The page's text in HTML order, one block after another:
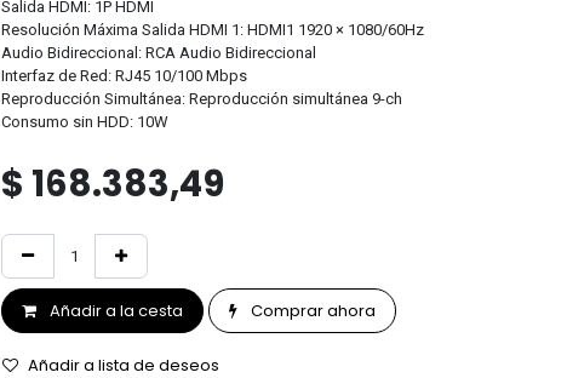
Salida HDMI: 1P HDMI
Resolución Máxima Salida HDMI 1: HDMI1 1920 × 1080/60Hz
Audio Bidireccional: RCA Audio Bidireccional
Interfaz de Red: RJ45 10/100 Mbps
Reproducción Simultánea: Reproducción simultánea 9-ch
Consumo sin HDD: 10W
$ 168.383,49
Añadir a la cesta Comprar ahora
Añadir a lista de deseos